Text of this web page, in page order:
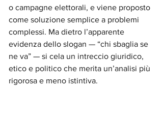
o campagne elettorali, e viene proposto
come soluzione semplice a problemi
complessi. Ma dietro l’apparente
evidenza dello slogan — “chi sbaglia se
ne va” — si cela un intreccio giuridico,
etico e politico che merita un’analisi più
rigorosa e meno istintiva.